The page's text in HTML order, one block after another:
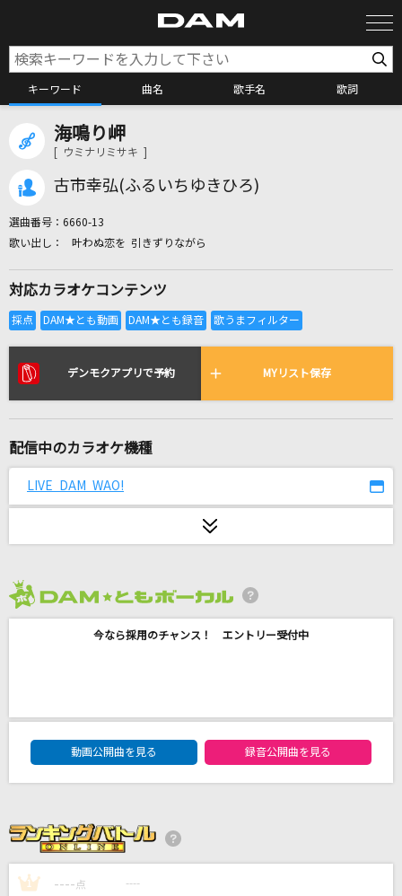
キーワード 曲名 歌手名 歌詞
カラオケ店舗検索
全国りれき
リアルタイムで歌われている曲の一覧
プラネタリウム
愛心
ソナーポケット(Sonar Pocket)
[生音]北の漁場
back number
[生音]サムライハート(Some Like It Hot!!)
海鳴り岬
[ ウミナリミサキ ]
古市幸弘(ふるいちゆきひろ)
選曲番号： 6660-13
叶わぬ恋を 引きずりながら
対応カラオケコンテンツ
デンモクアプリで予約 MYリスト保存
配信中のカラオケ機種
LIVE DAM WAO!
今なら採用のチャンス！ エントリー受付中
DAM★ともボーカルエントリーランキング
動画公開曲を見る
録音公開曲を見る
1 ---- 点 ----